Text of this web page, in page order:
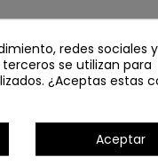
redes sociales y
se utilizan para
¿Aceptas estas
Aceptar